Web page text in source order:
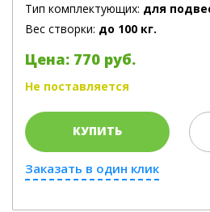
Тип комплектующих: для
Вес створки: до 100 кг.
Цена: 770 руб.
Не поставляется
КУПИТЬ
Заказать в один клик